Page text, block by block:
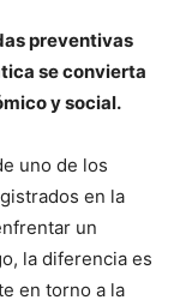
preventivas
se convierta
y social.
uno de los
en la
un
la diferencia es
en torno a la